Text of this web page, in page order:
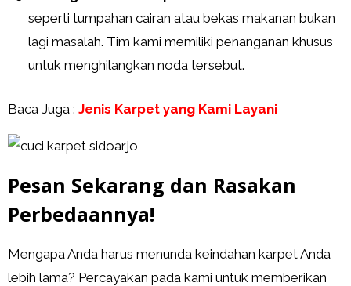
seperti tumpahan cairan atau bekas makanan bukan
lagi masalah. Tim kami memiliki penanganan khusus
untuk menghilangkan noda tersebut.
Baca Juga : Jenis Karpet yang Kami Layani
Pesan Sekarang dan Rasakan
Perbedaannya!
Mengapa Anda harus menunda keindahan karpet Anda
lebih lama? Percayakan pada kami untuk memberikan